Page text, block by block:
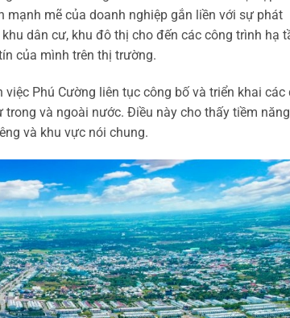
mẽ của doanh nghiệp gắn liền với sự phát
dân cư, khu đô thị cho đến các công trình hạ
của mình trên thị trường.
Phú Cường liên tục công bố và triển khai các
và ngoài nước. Điều này cho thấy tiềm năng
và khu vực nói chung.